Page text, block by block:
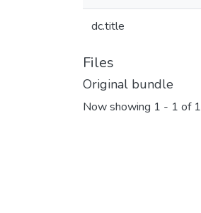
dc.title
Files
Original bundle
Now showing 1 - 1 of 1